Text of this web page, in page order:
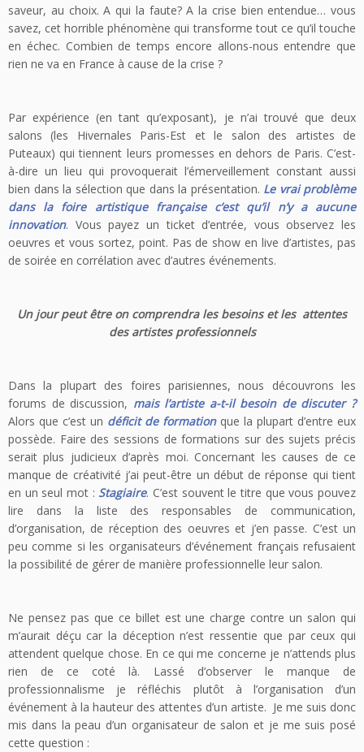
saveur, au choix. A qui la faute? A la crise bien entendue… vous
savez, cet horrible phénomène qui transforme tout ce qu’il touche
en échec. Combien de temps encore allons-nous entendre que
rien ne va en France à cause de la crise ?
Par expérience (en tant qu’exposant), je n’ai trouvé que deux
salons (les Hivernales Paris-Est et le salon des artistes de
Puteaux) qui tiennent leurs promesses en dehors de Paris. C’est-
à-dire un lieu qui provoquerait l’émerveillement constant aussi
bien dans la sélection que dans la présentation. Le vrai problème
dans la foire artistique française c’est qu’il n’y a aucune
innovation. Vous payez un ticket d’entrée, vous observez les
oeuvres et vous sortez, point. Pas de show en live d’artistes, pas
de soirée en corrélation avec d’autres événements.
Un jour peut être on comprendra les besoins et les attentes
des artistes professionnels
Dans la plupart des foires parisiennes, nous découvrons les
forums de discussion, mais l’artiste a-t-il besoin de discuter ?
Alors que c’est un déficit de formationque la plupart d’entre eux
possède. Faire des sessions de formations sur des sujets précis
serait plus judicieux d’après moi. Concernant les causes de ce
manque de créativité j’ai peut-être un début de réponse qui tient
en un seul mot : Stagiaire. C’est souvent le titre que vous pouvez
lire dans la liste des responsables de communication,
d’organisation, de réception des oeuvres et j’en passe. C’est un
peu comme si les organisateurs d’événement français refusaient
la possibilité de gérer de manière professionnelle leur salon.
Ne pensez pas que ce billet est une charge contre un salon qui
m’aurait déçu car la déception n’est ressentie que par ceux qui
attendent quelque chose. En ce qui me concerne je n’attends plus
rien de ce coté là. Lassé d’observer le manque de
professionnalisme je réfléchis plutôt à l’organisation d’un
événement à la hauteur des attentes d’un artiste. Je me suis donc
mis dans la peau d’un organisateur de salon et je me suis posé
cette question :